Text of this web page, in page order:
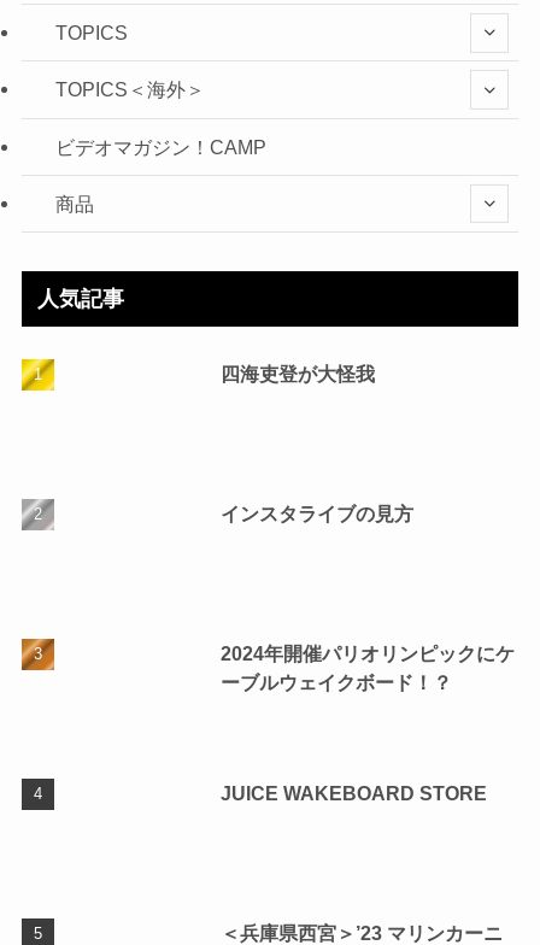
TOPICS
TOPICS＜海外＞
ビデオマガジン！CAMP
商品
人気記事
四海吏登が大怪我
インスタライブの見方
2024年開催パリオリンピックにケ
ーブルウェイクボード！？
JUICE WAKEBOARD STORE
＜兵庫県西宮＞’23 マリンカーニ